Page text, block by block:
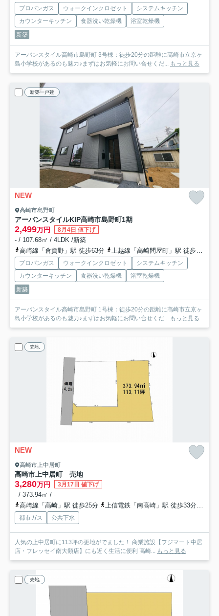
プロパンガス ウォークインクロゼット
システムキッチン
カウンターキッチン
食器洗い乾燥機
浴室乾燥機
新築
アーバンスタイル高崎市島野町 3号棟：徒歩20分の距離に高崎市立京ヶ
島小学校があるのも魅力♪まずはお気軽にお問い合せくだ... もっと見る
新築一戸建
NEW
高崎市島野町
アーバンスタイルKIP高崎市島野町1期
2,499万円 8月4日 値下げ
- / 107.68㎡ / 4LDK /新築
高崎線「倉賀野」駅 徒歩63分
上越線「高崎問屋町」駅 徒歩74分
プロパンガス ウォークインクロゼット
システムキッチン
カウンターキッチン
食器洗い乾燥機
浴室乾燥機
新築
アーバンスタイル高崎市島野町 1号棟：徒歩20分の距離に高崎市立京ヶ
島小学校があるのも魅力♪まずはお気軽にお問い合せくだ... もっと見る
売地
NEW
高崎市上中居町
高崎市上中居町 売地
3,280万円 3月17日 値下げ
- / 373.94㎡ / -
高崎線「高崎」駅 徒歩25分
上信電鉄「南高崎」駅 徒歩33分
都市ガス 公共下水
人気の上中居町に113坪の更地がでました！ 商業施設【フジマート中居
店・フレッセイ南大類店】にも近く生活に便利 高崎... もっと見る
売地